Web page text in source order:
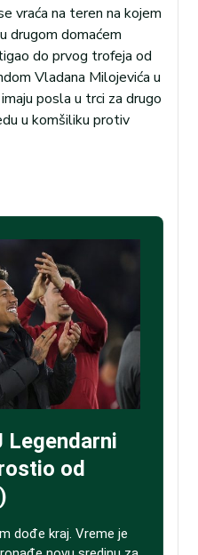
vraća na teren na kojem
drugom domaćem
do prvog trofeja od
Vladana Milojevića u
posla u trci za drugo
u komšiliku protiv